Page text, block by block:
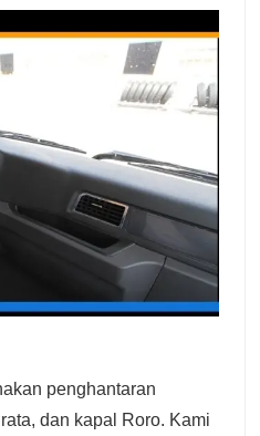
penghantaran
dan kapal Roro. Kami